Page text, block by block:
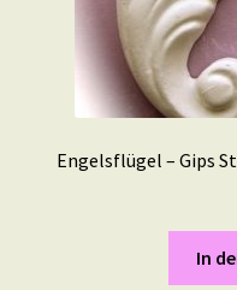
Engelsflügel – Gips
In